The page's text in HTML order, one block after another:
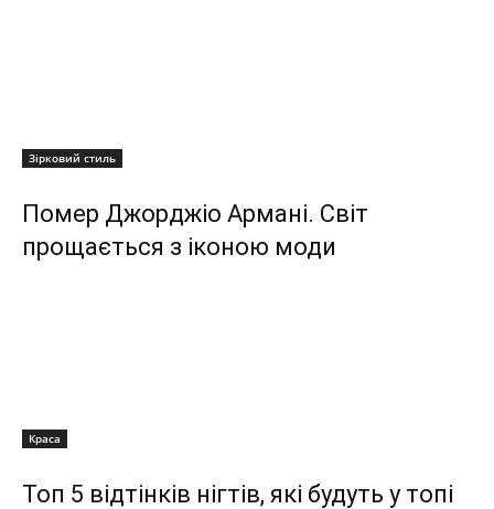
Зірковий стиль
Помер Джорджіо Армані. Cвіт
прощається з іконою моди
Краса
Топ 5 відтінків нігтів, які будуть у топі